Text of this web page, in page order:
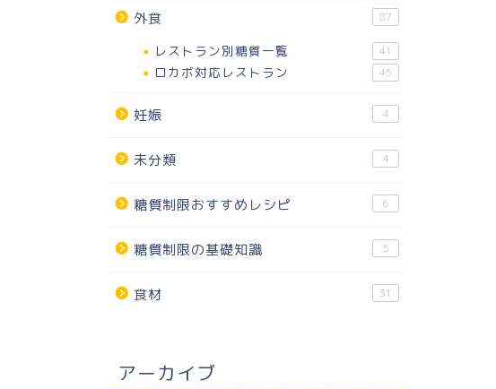
外食 87
レストラン別糖質一覧 41
ロカボ対応レストラン 45
妊娠 4
未分類 4
糖質制限おすすめレシピ 6
糖質制限の基礎知識 5
食材 31
アーカイブ